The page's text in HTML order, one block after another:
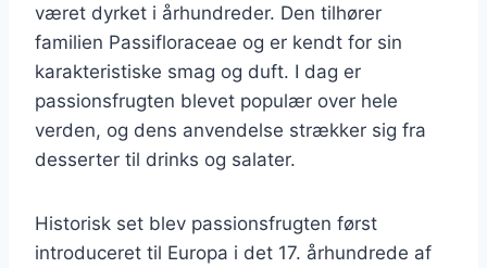
været dyrket i århundreder. Den tilhører
familien Passifloraceae og er kendt for sin
karakteristiske smag og duft. I dag er
passionsfrugten blevet populær over hele
verden, og dens anvendelse strækker sig fra
desserter til drinks og salater.
Historisk set blev passionsfrugten først
introduceret til Europa i det 17. århundrede af